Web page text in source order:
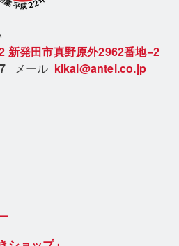
新発田市真野原外2962番地−2
メール kikai@antei.co.jp